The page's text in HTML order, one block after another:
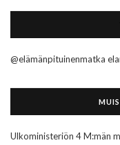
@elämänpituinenmatka
Ulkoministeriön 4 M:män